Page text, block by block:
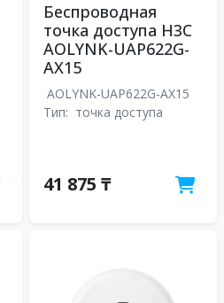
Беспроводная
точка доступа H3C
AOLYNK-UAP622G-
AX15
AOLYNK-UAP622G-AX15
Тип: точка доступа
41 875 ₸